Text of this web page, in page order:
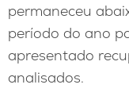
permaneceu
período do ano
apresentado
analisados.